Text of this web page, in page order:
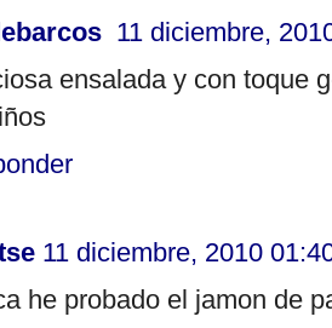
11 diciembre,
ensalada y con toque
11 diciembre, 2010
he probado el jamon de